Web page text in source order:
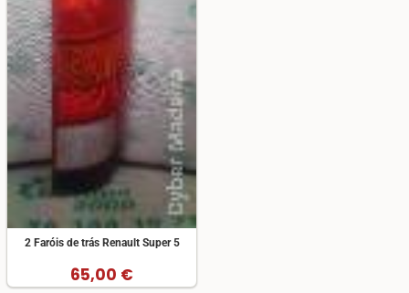
2 Faróis de trás Renault Super 5
65,00 €